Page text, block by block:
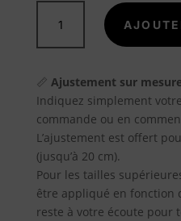
Traditionnel
Promotions
A
propos
Blog
PENDENTIF
BLEUE
PIERRE
ROULÉE
📏 Ajustement sur
Indiquez simplement
commande ou en
L’ajustement est offert
(jusqu’à 20 cm).
Pour les tailles
être appliqué en fonction
reste à votre écoute pour